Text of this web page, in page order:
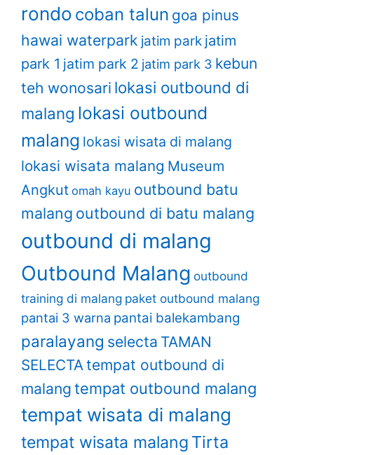
rondo coban talun goa pinus
hawai waterpark jatim park jatim
park 1 jatim park 2 jatim park 3 kebun
teh wonosari lokasi outbound di
malang lokasi outbound
malang lokasi wisata di malang
lokasi wisata malang Museum
Angkut omah kayu outbound batu
malang outbound di batu malang
outbound di malang
Outbound Malang outbound
training di malang paket outbound malang
pantai 3 warna pantai balekambang
paralayang selecta TAMAN
SELECTAtempat outbound di
malang tempat outbound malang
tempat wisata di malang
tempat wisata malang Tirta